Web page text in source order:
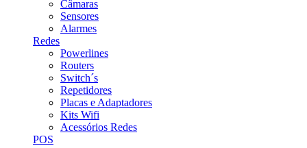
Câmaras
Sensores
Alarmes
Redes
Powerlines
Routers
Switch´s
Repetidores
Placas e Adaptadores
Kits Wifi
Acessórios Redes
POS